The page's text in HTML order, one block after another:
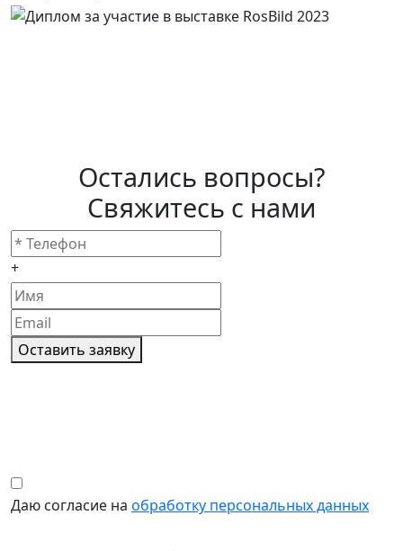
Остались вопросы?
Свяжитесь с нами
+
Оставить заявку
Даю согласие на обработку персональных данных